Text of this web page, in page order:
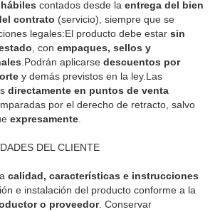
contados desde laentrega del bien
contrato (servicio), siempre que se
legales:El producto debe estarsin
, conempaques, sellos y
.Podrán aplicarsedescuentos por
y demás previstos en la ley.Las
directamente en puntos de venta
por el derecho de retracto, salvo
expresamente
DEL CLIENTE
calidad, características e instrucciones
e instalación del producto conforme a la
o proveedor. Conservar